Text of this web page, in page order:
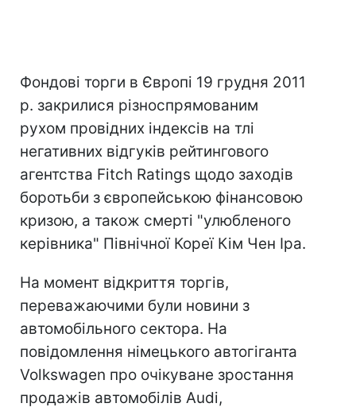
Фондові торги в Європі 19 грудня 2011
р. закрилися різноспрямованим
рухом провідних індексів на тлі
негативних відгуків рейтингового
агентства Fitch Ratings щодо заходів
боротьби з європейською фінансовою
кризою, а також смерті "улюбленого
керівника" Північної Кореї Кім Чен Іра.
На момент відкриття торгів,
переважаючими були новини з
автомобільного сектора. На
повідомлення німецького автогіганта
Volkswagen про очікуване зростання
продажів автомобілів Audi,